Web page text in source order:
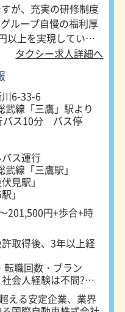
が、充実の研修制度
ループ自慢の福利厚
以上を実現していま
取得は会社負担で
ライバーが初めての
して稼げて長く働き
タクシー求人詳細へ
6-33-6
武線「三鷹」駅より
バス10分 バス停
ス運行
線「三鷹駅」
見駅」
」
201,500円+歩合+時
取得後、3年以上経
転職回数・ブラン
会人経験は不問?
二新卒・他業界や他
アチェンジ希望者、
える安定企業、業界